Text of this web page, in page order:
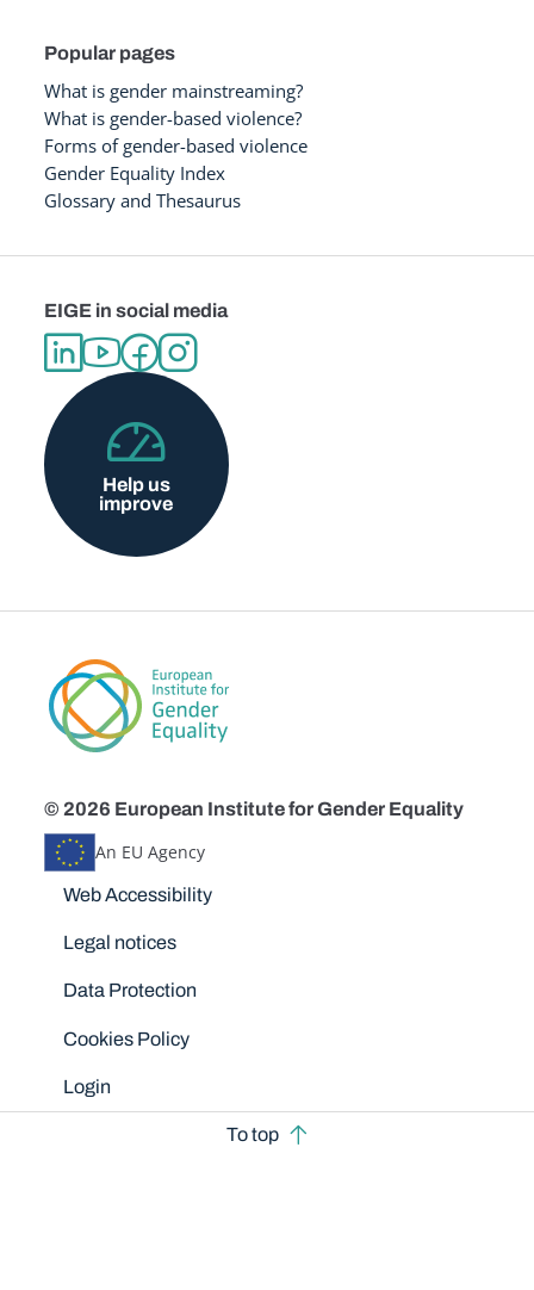
Popular pages
What is gender mainstreaming?
What is gender-based violence?
Forms of gender-based violence
Gender Equality Index
Glossary and Thesaurus
EIGE in social media
Help us
improve
© 2026 European Institute for Gender Equality
An EU Agency
Disclaimers
Web Accessibility
Legal notices
Data Protection
Cookies Policy
Login
To top